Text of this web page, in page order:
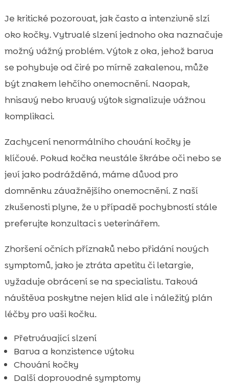
Je kritické pozorovat, jak často a intenzivně slzí
oko kočky. Vytrvalé slzení jednoho oka naznačuje
možný vážný problém. Výtok z oka, jehož barva
se pohybuje od čiré po mírně zakalenou, může
být znakem lehčího onemocnění. Naopak,
hnisavý nebo krvavý výtok signalizuje vážnou
komplikaci.
Zachycení nenormálního chování kočky je
klíčové. Pokud kočka neustále škrábe oči nebo se
jeví jako podrážděná, máme důvod pro
domněnku závažnějšího onemocnění. Z naší
zkušenosti plyne, že v případě pochybností stále
preferujte konzultaci s veterinářem.
Zhoršení očních příznaků nebo přidání nových
symptomů, jako je ztráta apetitu či letargie,
vyžaduje obrácení se na specialistu. Taková
návštěva poskytne nejen klid ale i náležitý plán
léčby pro vaši kočku.
Přetrvávající slzení
Barva a konzistence výtoku
Chování kočky
Další doprovodné symptomy